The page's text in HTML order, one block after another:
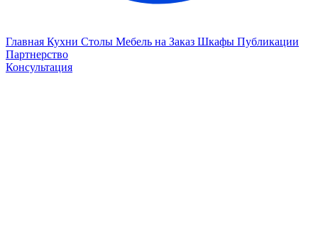
Главная Кухни Столы Мебель на Заказ Шкафы Публикации
Партнерство
Консультация